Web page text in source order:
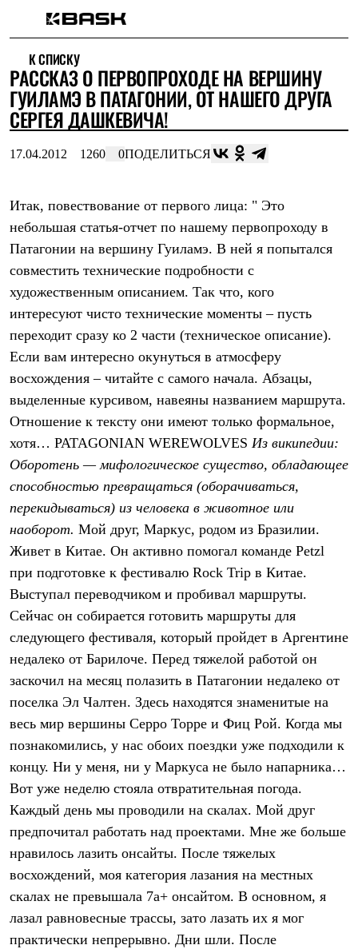
Интернет-магазин
Мужская одежда
Утепленная пухом
Куртки
Брюки
Комбинезоны
Штормовая одежда
Куртки
Брюки
Софтшелл одежда
Куртки
Брюки
Флисовая одежда
Куртки
Брюки
Жилеты
Термобелье
Теплое термобелье
Легкое термобелье
Лёгкая одежда
Футболки
Толстовки
Брюки
Женская одежда
Утепленная пухом
Куртки
Жилеты
Утепленная синтетикой
Куртки
Брюки
Штормовая одежда
Софтшелл одежда
Куртки
Брюки
Рубашки
Футболки
Толстовки
Брюки
Термобелье
Теплое термобелье
Среднее термобелье
Легкое термобелье
Флисовая одежда
Куртки
Брюки
Детская одежда
Комбинезоны
Куртки
К СПИСКУ
РАССКАЗ О ПЕРВОПРОХОДЕ НА ВЕРШИНУ
ГУИЛАМЭ В ПАТАГОНИИ, ОТ НАШЕГО ДРУГА
СЕРГЕЯ ДАШКЕВИЧА!
17.04.2012 1260 0ПОДЕЛИТЬСЯ
Итак, повествование от первого лица: " Это
небольшая статья-отчет по нашему первопроходу в
Патагонии на вершину Гуиламэ. В ней я попытался
совместить технические подробности с
художественным описанием. Так что, кого
интересуют чисто технические моменты – пусть
переходит сразу ко 2 части (техническое описание).
Если вам интересно окунуться в атмосферу
восхождения – читайте с самого начала. Абзацы,
выделенные курсивом, навеяны названием маршрута.
Отношение к тексту они имеют только формальное,
хотя… PATAGONIAN WEREWOLVES Из википедии:
Оборотень — мифологическое существо, обладающее
способностью превращаться (оборачиваться,
перекидываться) из человека в животное или
наоборот. Мой друг, Маркус, родом из Бразилии.
Живет в Китае. Он активно помогал команде Petzl
при подготовке к фестивалю Rock Trip в Китае.
Выступал переводчиком и пробивал маршруты.
Сейчас он собирается готовить маршруты для
следующего фестиваля, который пройдет в Аргентине
недалеко от Барилоче. Перед тяжелой работой он
заскочил на месяц полазить в Патагонии недалеко от
поселка Эл Чалтен. Здесь находятся знаменитые на
весь мир вершины Серро Торре и Фиц Рой. Когда мы
познакомились, у нас обоих поездки уже подходили к
концу. Ни у меня, ни у Маркуса не было напарника…
Вот уже неделю стояла отвратительная погода.
Каждый день мы проводили на скалах. Мой друг
предпочитал работать над проектами. Мне же больше
нравилось лазить онсайты. После тяжелых
восхождений, моя категория лазания на местных
скалах не превышала 7а+ онсайтом. В основном, я
лазал равновесные трассы, зато лазать их я мог
практически непрерывно. Дни шли. После